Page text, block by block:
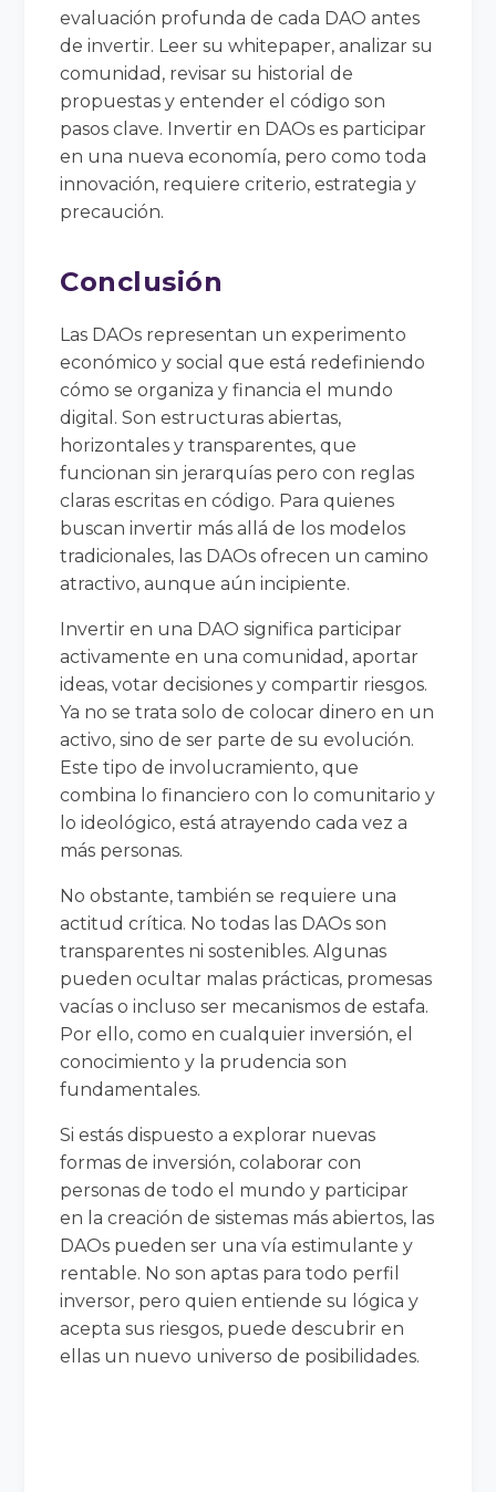
evaluación profunda de cada DAO antes
de invertir. Leer su whitepaper, analizar su
comunidad, revisar su historial de
propuestas y entender el código son
pasos clave. Invertir en DAOs es participar
en una nueva economía, pero como toda
innovación, requiere criterio, estrategia y
precaución.
Conclusión
Las DAOs representan un experimento
económico y social que está redefiniendo
cómo se organiza y financia el mundo
digital. Son estructuras abiertas,
horizontales y transparentes, que
funcionan sin jerarquías pero con reglas
claras escritas en código. Para quienes
buscan invertir más allá de los modelos
tradicionales, las DAOs ofrecen un camino
atractivo, aunque aún incipiente.
Invertir en una DAO significa participar
activamente en una comunidad, aportar
ideas, votar decisiones y compartir riesgos.
Ya no se trata solo de colocar dinero en un
activo, sino de ser parte de su evolución.
Este tipo de involucramiento, que
combina lo financiero con lo comunitario y
lo ideológico, está atrayendo cada vez a
más personas.
No obstante, también se requiere una
actitud crítica. No todas las DAOs son
transparentes ni sostenibles. Algunas
pueden ocultar malas prácticas, promesas
vacías o incluso ser mecanismos de estafa.
Por ello, como en cualquier inversión, el
conocimiento y la prudencia son
fundamentales.
Si estás dispuesto a explorar nuevas
formas de inversión, colaborar con
personas de todo el mundo y participar
en la creación de sistemas más abiertos, las
DAOs pueden ser una vía estimulante y
rentable. No son aptas para todo perfil
inversor, pero quien entiende su lógica y
acepta sus riesgos, puede descubrir en
ellas un nuevo universo de posibilidades.